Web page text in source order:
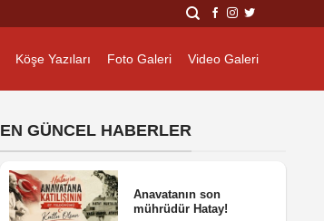
Köşe Yazıları Foto Galeri Video Galeri
EN GÜNCEL HABERLER
Anavatanın son
mührüdür Hatay!